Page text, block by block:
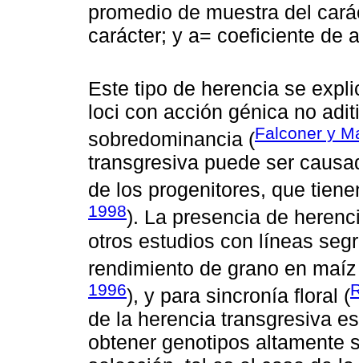
promedio de muestra del
carácter; y a= coeficiente de
Este tipo de herencia se
loci con acción génica no
sobredominancia (Falconer y
transgresiva puede ser
de los progenitores, que
1998). La presencia de
otros estudios con líneas
rendimiento de grano en
1996), y para sincronía floral (
de la herencia transgresiva
obtener genotipos altamente